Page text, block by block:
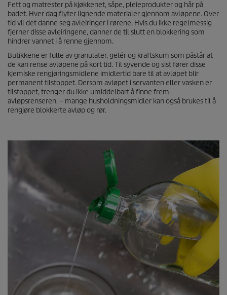
Fett og matrester på kjøkkenet, såpe, pleieprodukter og hår på
badet. Hver dag flyter lignende materialer gjennom avløpene. Over
tid vil det danne seg avleiringer i rørene. Hvis du ikke regelmessig
fjerner disse avleiringene, danner de til slutt en blokkering som
hindrer vannet i å renne gjennom.
Butikkene er fulle av granulater, gelér og kraftskum som påstår at
de kan rense avløpene på kort tid. Til syvende og sist fører disse
kjemiske rengjøringsmidlene imidlertid bare til at avløpet blir
permanent tilstoppet. Dersom avløpet i servanten eller vasken er
tilstoppet, trenger du ikke umiddelbart å finne frem
avløpsrenseren. – mange husholdningsmidler kan også brukes til å
rengjøre blokkerte avløp og rør.